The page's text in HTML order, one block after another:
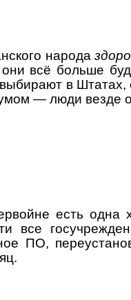
народа
всё больше
в Штатах,
— люди везде
есть одна
все
ПО,